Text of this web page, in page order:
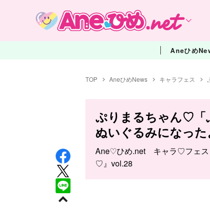
Aneひめ
TOP AneひめNews キャラフェス
ぷりまるちゃん♡「
ぬいぐるみになった
Ane♡ひめ.net キャラ♡フェス
♡』vol.28